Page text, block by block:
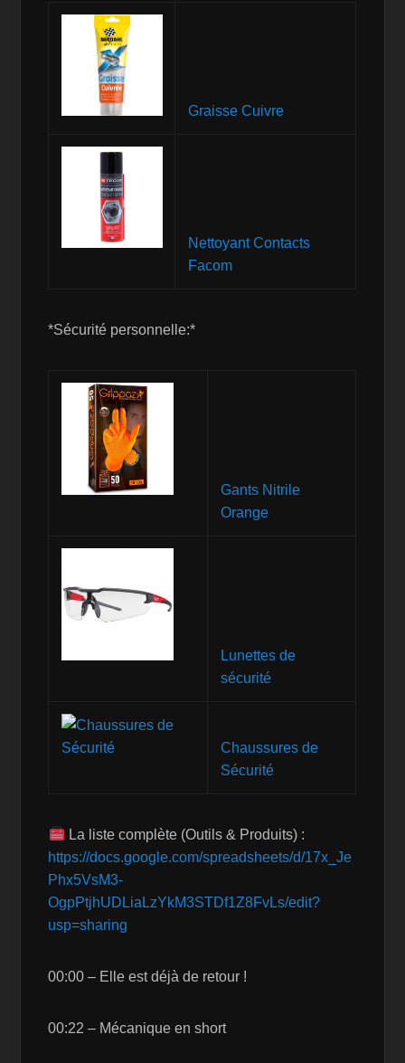
Graisse Cuivre
Nettoyant Contacts
Facom
*Sécurité personnelle:*
Gants Nitrile
Orange
Lunettes de
sécurité
Chaussures de
Sécurité
La liste complète (Outils & Produits) :
https://docs.google.com/spreadsheets/d/17x_Je
Phx5VsM3-
OgpPtjhUDLiaLzYkM3STDf1Z8FvLs/edit?
usp=sharing
00:00 – Elle est déjà de retour !
00:22 – Mécanique en short